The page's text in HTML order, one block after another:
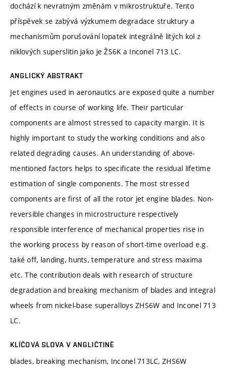
dochází k nevratným změnám v mikrostruktuře. Tento
příspěvek se zabývá výzkumem degradace struktury a
mechanismům porušování lopatek integrálně litých kol z
niklových superslitin jako je ŽS6K a Inconel 713 LC.
ANGLICKÝ ABSTRAKT
Jet engines used in aeronautics are exposed quite a number
of effects in course of working life. Their particular
components are almost stressed to capacity margin. It is
highly important to study the working conditions and also
related degrading causes. An understanding of above-
mentioned factors helps to specificate the residual lifetime
estimation of single components. The most stressed
components are first of all the rotor jet engine blades. Non-
reversible changes in microstructure respectively
responsible interference of mechanical properties rise in
the working process by reason of short-time overload e.g.
také off, landing, hunts, temperature and stress maxima
etc. The contribution deals with research of structure
degradation and breaking mechanism of blades and integral
wheels from nickel-base superalloys ZHS6W and Inconel 713
LC.
KLÍČOVÁ SLOVA V ANGLIČTINĚ
blades, breaking mechanism, Inconel 713LC, ZHS6W